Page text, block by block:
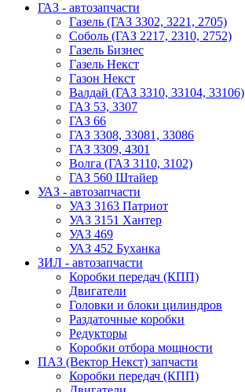
ГАЗ - автозапчасти
Газель (ГАЗ 3302, 3221, 2705)
Соболь (ГАЗ 2217, 2310, 2752)
Газель Бизнес
Газель Некст
Газон Некст
Валдай (ГАЗ 3310, 33104, 33106)
ГАЗ 53, 3307
ГАЗ 66
ГАЗ 3308, 33081, 33086
ГАЗ 3309, 4301
Волга (ГАЗ 3110, 3102)
ГАЗ 560 Штайер
УАЗ - автозапчасти
УАЗ 3163 Патриот
УАЗ 3151 Хантер
УАЗ 469
УАЗ 452 Буханка
ЗИЛ - автозапчасти
Коробки передач (КПП)
Двигатели
Головки и блоки цилиндров
Раздаточные коробки
Редукторы
Коробки отбора мощности
ПАЗ (Вектор Некст) запчасти
Коробки передач (КПП)